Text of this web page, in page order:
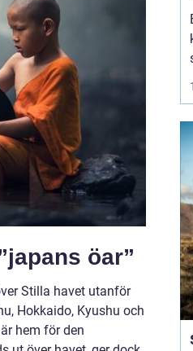
öar”
Stilla havet utanför
Hokkaido, Kyushu och
hem för den